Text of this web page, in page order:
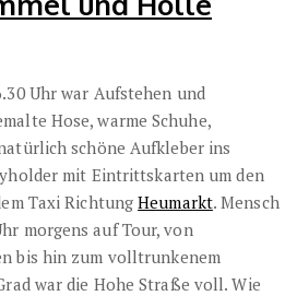
Uhr war Aufstehen und
Hose, warme Schuhe,
schöne Aufkleber ins
mit Eintrittskarten um den
Taxi RichtungHeumarkt. Mensch
morgens auf Tour, von
bis hin zum volltrunkenem
war die Hohe Straße voll. Wie